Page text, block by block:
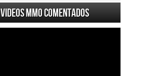
Videos MMO Comentados